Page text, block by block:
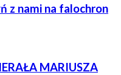
z nami na falochron
MARIUSZA